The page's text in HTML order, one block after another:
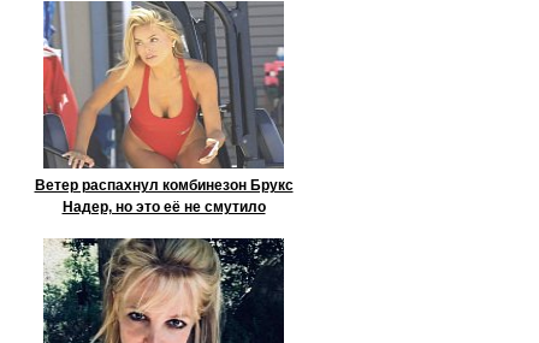
Ветер распахнул комбинезон Брукс
Надер, но это её не смутило